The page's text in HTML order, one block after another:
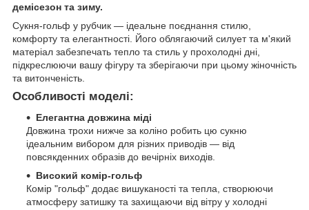
демісезон та зиму.
Сукня-гольф у рубчик — ідеальне поєднання стилю,
комфорту та елегантності. Його облягаючий силует та м'який
матеріал забезпечать тепло та стиль у прохолодні дні,
підкреслюючи вашу фігуру та зберігаючи при цьому жіночність
та витонченість.
Особливості моделі:
Елегантна довжина міді
Довжина трохи нижче за коліно робить цю сукню
ідеальним вибором для різних приводів — від
повсякденних образів до вечірніх виходів.
Високий комір-гольф
Комір "гольф" додає вишуканості та тепла, створюючи
атмосферу затишку та захищаючи від вітру у холодні